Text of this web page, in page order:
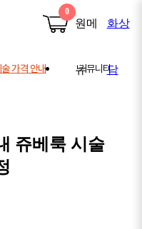
0
가격 안내 커뮤니티
사례연구
주의사항 안내
쥬베룩 시술